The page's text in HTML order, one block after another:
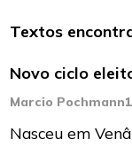
Textos
Novo ciclo
Marcio Pochmann
Nasceu em